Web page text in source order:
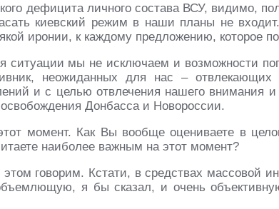
дефицита личного состава ВСУ, видимо,
киевский режим в наши планы не
иронии, к каждому предложению, которое
ситуации мы не исключаем и возможности
неожиданных для нас – отвлекающих
и с целью отвлечения нашего внимания
освобождения Донбасса и Новороссии.
момент. Как Вы вообще оцениваете в
наиболее важным на этот момент?
говорим. Кстати, в средствах массовой
я бы сказал, и очень